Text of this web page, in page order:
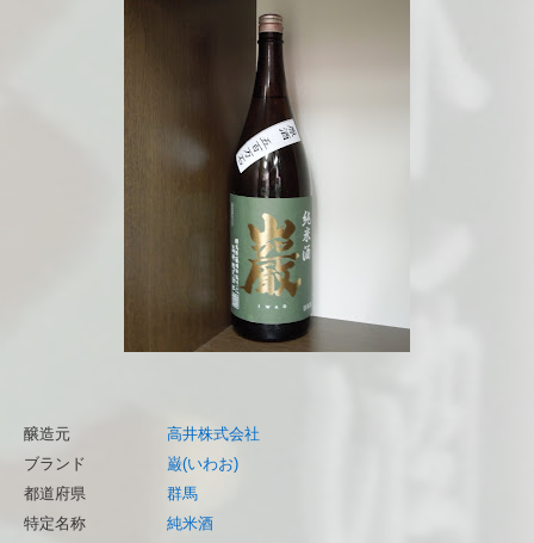
醸造元
高井株式会社
ブランド
巌(いわお)
都道府県
群馬
特定名称
純米酒